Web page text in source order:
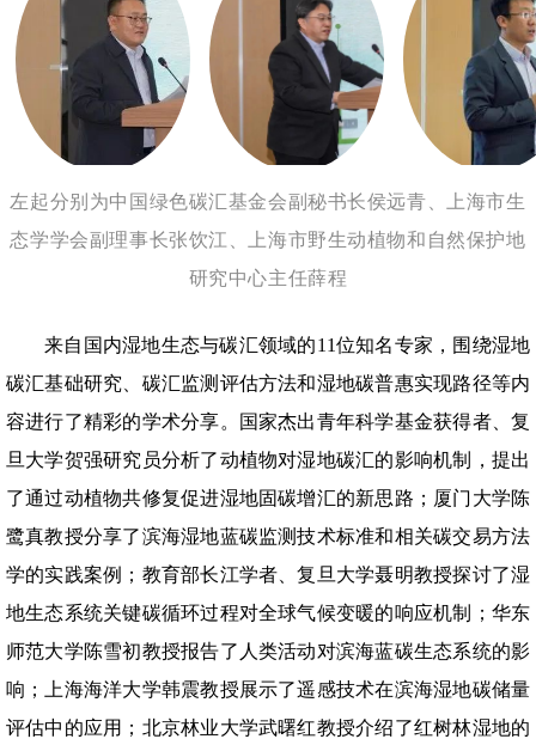
左起分别为中国绿色碳汇基金会副秘书长侯远青、上海市生
态学学会副理事长张饮江、上海市野生动植物和自然保护地
研究中心主任薛程
来自国内湿地生态与碳汇领域的11位知名专家，围绕湿地
碳汇基础研究、碳汇监测评估方法和湿地碳普惠实现路径等内
容进行了精彩的学术分享。国家杰出青年科学基金获得者、复
旦大学贺强研究员分析了动植物对湿地碳汇的影响机制，提出
了通过动植物共修复促进湿地固碳增汇的新思路；厦门大学陈
鹭真教授分享了滨海湿地蓝碳监测技术标准和相关碳交易方法
学的实践案例；教育部长江学者、复旦大学聂明教授探讨了湿
地生态系统关键碳循环过程对全球气候变暖的响应机制；华东
师范大学陈雪初教授报告了人类活动对滨海蓝碳生态系统的影
响；上海海洋大学韩震教授展示了遥感技术在滨海湿地碳储量
评估中的应用；北京林业大学武曙红教授介绍了红树林湿地的